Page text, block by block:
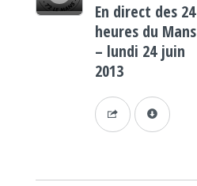
En direct des 24
heures du Mans
– lundi 24 juin
2013